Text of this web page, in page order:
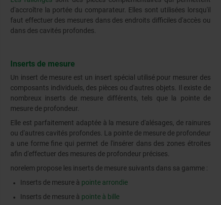
d'accroître la portée du comparateur. Elles sont utilisées lorsqu'il
faut effectuer des mesures dans des endroits difficiles d'accès ou
dans des cavités profondes.
Inserts de mesure
Un insert de mesure est un insert spécial utilisé pour mesurer des
composants individuels, des pièces ou d'autres objets. Il existe de
nombreux inserts de mesure différents, tels que la pointe de
mesure de profondeur.
Elle est parfaitement adaptée à la mesure d'alésages, de rainures
ou d'autres cavités profondes. La pointe de mesure de profondeur
a une forme fine qui permet de l'insérer dans des zones étroites
afin d'effectuer des mesures de profondeur précises.
norelem propose les inserts de mesure suivants dans sa gamme :
Inserts de mesure à pointe arrondie
Inserts de mesure à pointe à bille